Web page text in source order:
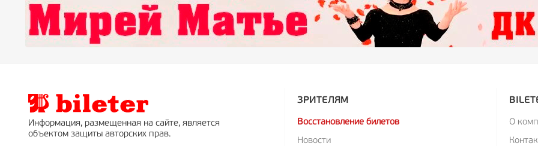
Информация, размещенная на сайте, является
объектом защиты авторских прав.
ЗРИТЕЛЯМ
Восстановление билетов
Новости
О